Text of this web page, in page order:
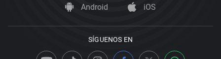
Android iOS
SÍGUENOS EN